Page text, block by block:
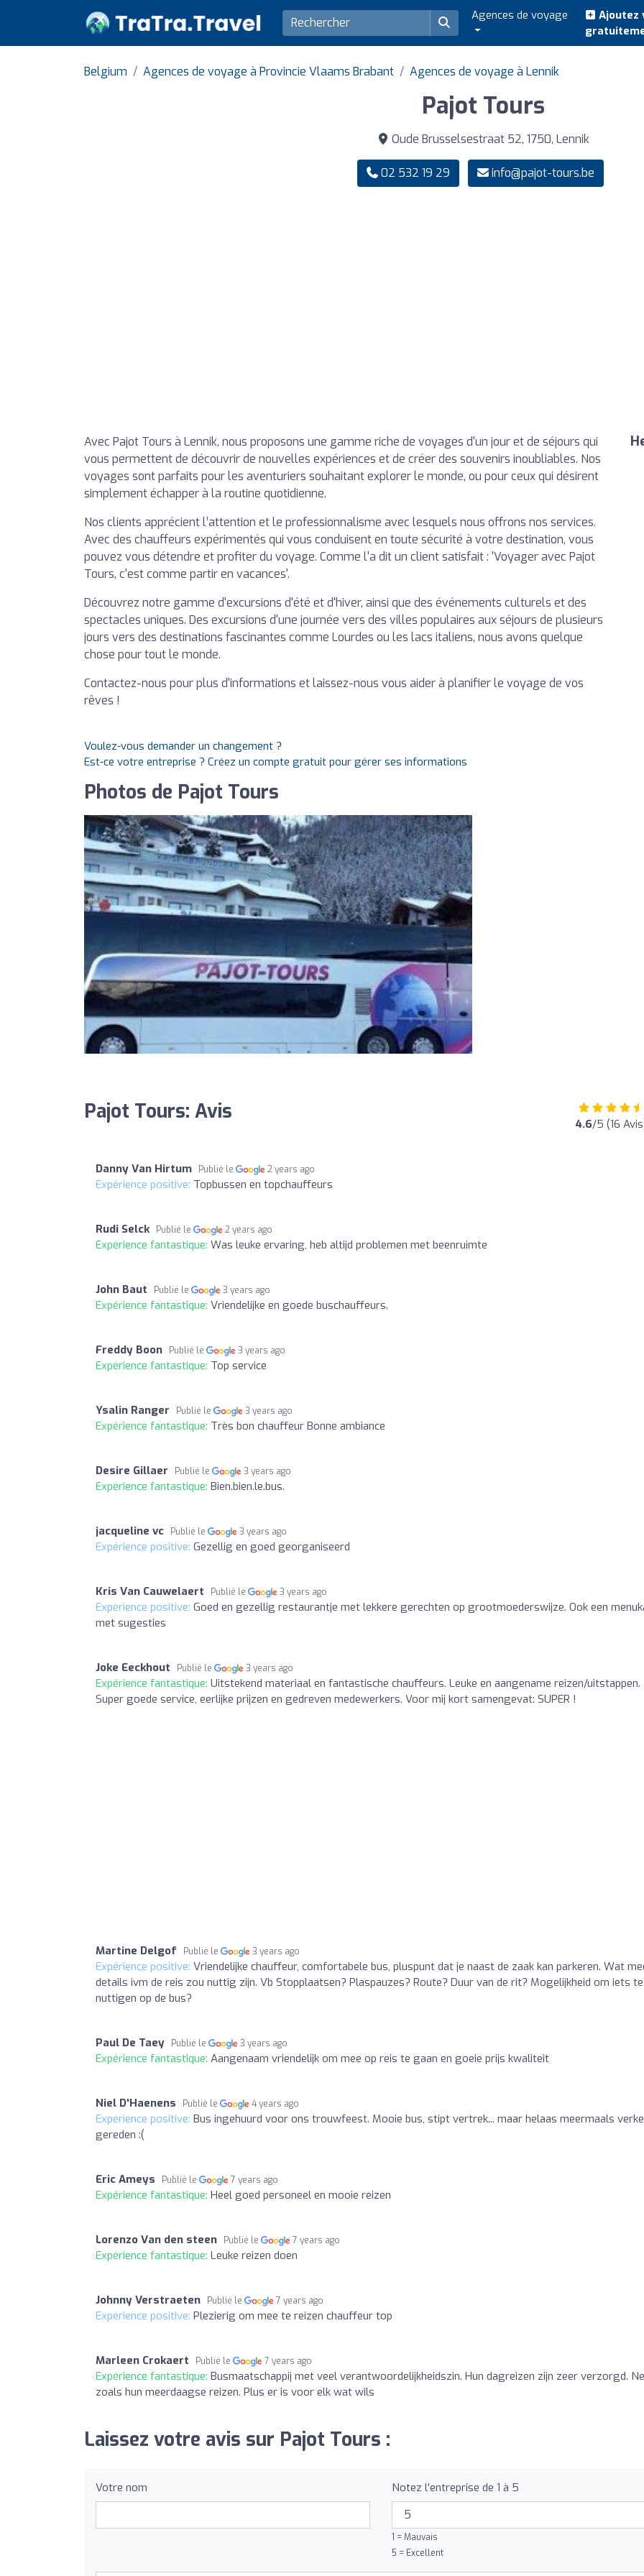
Agences de voyage
Ajoutez
Belgium Agences de voyage à Provincie Vlaams Brabant Agences de voyage à Lennik
Pajot Tours
Oude Brusselsestraat 52, 1750, Lennik
02 532 19 29 info@pajot-tours.be
Avec Pajot Tours à Lennik, nous proposons une gamme riche de voyages d'un jour et de séjours qui
vous permettent de découvrir de nouvelles expériences et de créer des souvenirs inoubliables. Nos
voyages sont parfaits pour les aventuriers souhaitant explorer le monde, ou pour ceux qui désirent
simplement échapper à la routine quotidienne.
Nos clients apprécient l’attention et le professionnalisme avec lesquels nous offrons nos services.
Avec des chauffeurs expérimentés qui vous conduisent en toute sécurité à votre destination, vous
pouvez vous détendre et profiter du voyage. Comme l'a dit un client satisfait : 'Voyager avec Pajot
Tours, c'est comme partir en vacances'.
Découvrez notre gamme d'excursions d'été et d'hiver, ainsi que des événements culturels et des
spectacles uniques. Des excursions d'une journée vers des villes populaires aux séjours de plusieurs
jours vers des destinations fascinantes comme Lourdes ou les lacs italiens, nous avons quelque
chose pour tout le monde.
Contactez-nous pour plus d'informations et laissez-nous vous aider à planifier le voyage de vos
rêves !
Voulez-vous demander un changement ?
Est-ce votre entreprise ? Créez un compte gratuit pour gérer ses informations
Photos de Pajot Tours
Pajot Tours: Avis 4.6/5 (16
Danny Van Hirtum Publié le 2 years ago
Expérience positive: Topbussen en topchauffeurs
Rudi Selck Publié le 2 years ago
Expérience fantastique: Was leuke ervaring, heb altijd problemen met beenruimte
John Baut Publié le 3 years ago
Expérience fantastique: Vriendelijke en goede buschauffeurs.
Freddy Boon Publié le 3 years ago
Expérience fantastique: Top service
Ysalin Ranger Publié le 3 years ago
Expérience fantastique: Très bon chauffeur Bonne ambiance
Desire Gillaer Publié le 3 years ago
Expérience fantastique: Bien.bien.le.bus.
jacqueline vc Publié le 3 years ago
Expérience positive: Gezellig en goed georganiseerd
Kris Van Cauwelaert Publié le 3 years ago
Expérience positive: Goed en gezellig restaurantje met lekkere gerechten op grootmoederswijze. Ook een
met sugesties
Joke Eeckhout Publié le 3 years ago
Expérience fantastique: Uitstekend materiaal en fantastische chauffeurs. Leuke en aangename reizen/uitstappen.
Super goede service, eerlijke prijzen en gedreven medewerkers. Voor mij kort samengevat: SUPER !
Martine Delgof Publié le 3 years ago
Expérience positive: Vriendelijke chauffeur, comfortabele bus, pluspunt dat je naast de zaak kan parkeren. Wat
details ivm de reis zou nuttig zijn. Vb Stopplaatsen? Plaspauzes? Route? Duur van de rit? Mogelijkheid om iets te
nuttigen op de bus?
Paul De Taey Publié le 3 years ago
Expérience fantastique: Aangenaam vriendelijk om mee op reis te gaan en goeie prijs kwaliteit
Niel D'Haenens Publié le 4 years ago
Expérience positive: Bus ingehuurd voor ons trouwfeest. Mooie bus, stipt vertrek... maar helaas meermaals
gereden :(
Eric Ameys Publié le 7 years ago
Expérience fantastique: Heel goed personeel en mooie reizen
Lorenzo Van den steen Publié le 7 years ago
Expérience fantastique: Leuke reizen doen
Johnny Verstraeten Publié le 7 years ago
Expérience positive: Plezierig om mee te reizen chauffeur top
Marleen Crokaert Publié le 7 years ago
Expérience fantastique: Busmaatschappij met veel verantwoordelijkheidszin. Hun dagreizen zijn zeer verzorgd.
zoals hun meerdaagse reizen. Plus er is voor elk wat wils
Laissez votre avis sur Pajot Tours :
Votre nom Notez l'entreprise de 1 à 5
1 = Mauvais
5 = Excellent